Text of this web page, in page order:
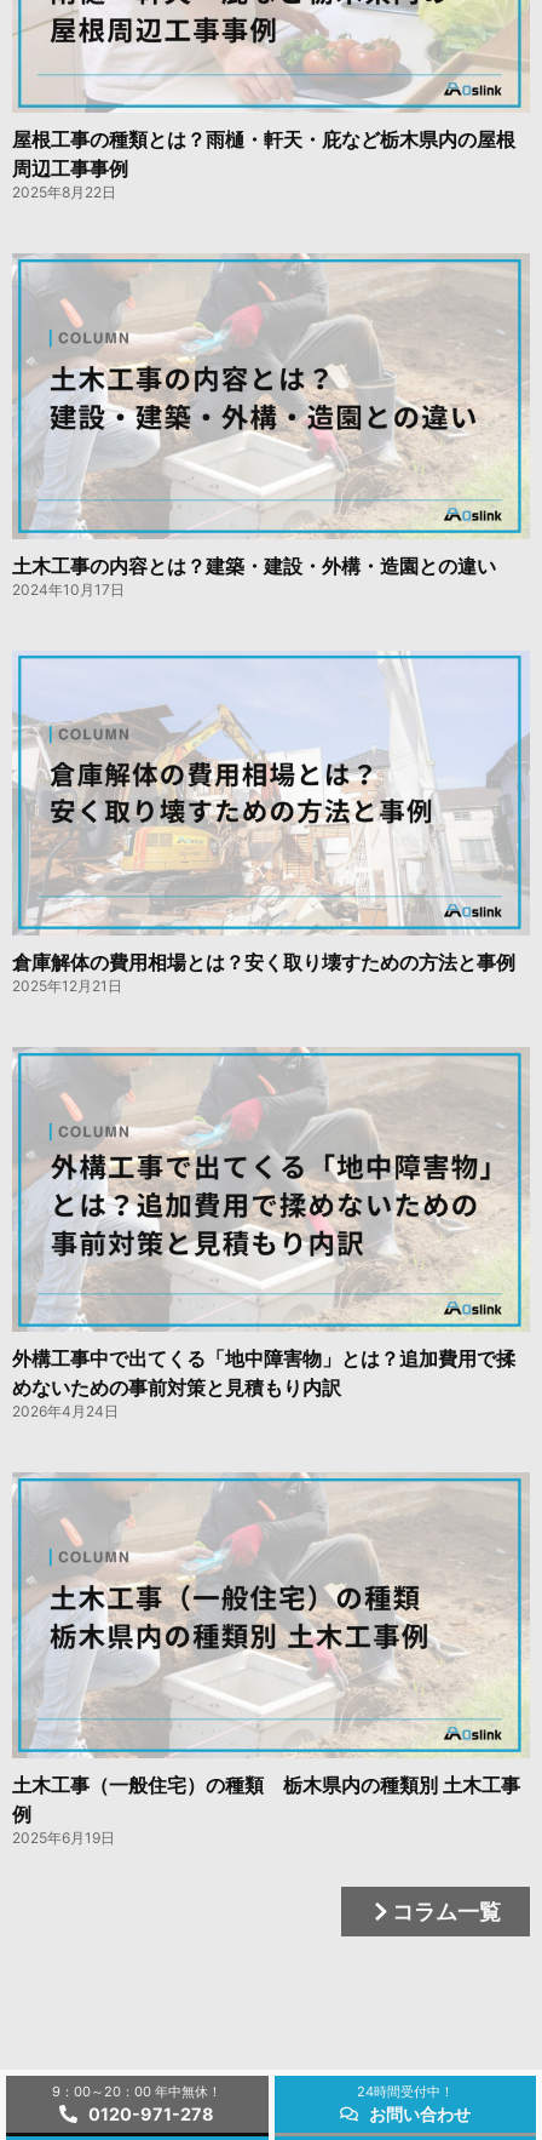
屋根工事の種類とは？雨樋・軒天・庇など栃木県内の屋根
周辺工事事例
2025年8月22日
土木工事の内容とは？建築・建設・外構・造園との違い
2024年10月17日
倉庫解体の費用相場とは？安く取り壊すための方法と事例
2025年12月21日
外構工事中で出てくる「地中障害物」とは？追加費用で揉
めないための事前対策と見積もり内訳
2026年4月24日
土木工事（一般住宅）の種類 栃木県内の種類別 土木工事
例
2025年6月19日
コラム一覧
9：00～20：00 年中無休！
0120-971-278
24時間受付中！
お問い合わせ